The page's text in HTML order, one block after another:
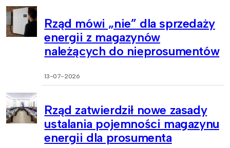
Rząd mówi „nie” dla sprzedaży
energii z magazynów
należących do nieprosumentów
13-07-2026
Rząd zatwierdził nowe zasady
ustalania pojemności magazynu
energii dla prosumenta